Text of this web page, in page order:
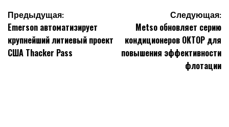
Навигация
по
записям
Предыдущая:
Emerson автоматизирует
крупнейший литиевый проект
США Thacker Pass
Следующая:
Metso обновляет серию
кондиционеров OKTOP для
повышения эффективности
флотации